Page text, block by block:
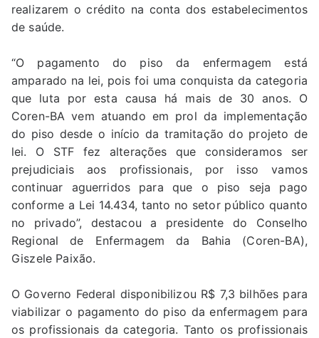
realizarem o crédito na conta dos estabelecimentos
de saúde.
“O pagamento do piso da enfermagem está
amparado na lei, pois foi uma conquista da categoria
que luta por esta causa há mais de 30 anos. O
Coren-BA vem atuando em prol da implementação
do piso desde o início da tramitação do projeto de
lei. O STF fez alterações que consideramos ser
prejudiciais aos profissionais, por isso vamos
continuar aguerridos para que o piso seja pago
conforme a Lei 14.434, tanto no setor público quanto
no privado”, destacou a presidente do Conselho
Regional de Enfermagem da Bahia (Coren-BA),
Giszele Paixão.
O Governo Federal disponibilizou R$ 7,3 bilhões para
viabilizar o pagamento do piso da enfermagem para
os profissionais da categoria. Tanto os profissionais